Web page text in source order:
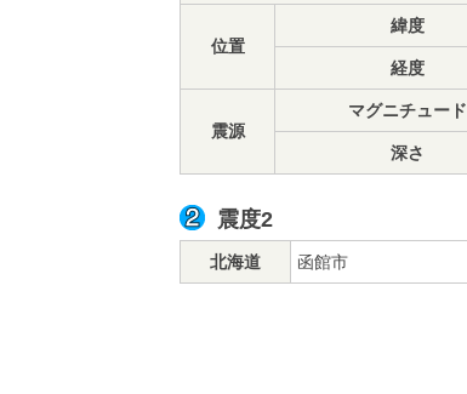
位置
緯度
経度
震源
マグニチュード
深さ
震度2
北海道 函館市